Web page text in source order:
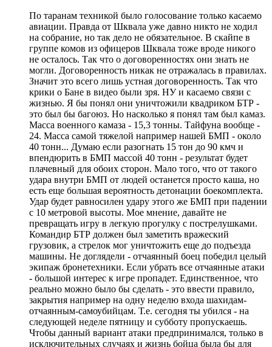
По таранам техникой было голосование только касаемо
авиации. Правда от Шквала уже давно никто не ходил
на собрание, но так дело не обязательное. В скайпе в
группе комов из офицеров Шквала тоже вроде никого
не осталось. Так что о договоренностях они знать не
могли. Договоренность никак не отражалась в правилах.
Значит это всего лишь устная договоренность. Так что
крики о Бане в видео были зря. НУ и касаемо связи с
жизнью. Я бы понял они уничтожили квадриком БТР -
это был бы багоюз. Но насколько я понял там был камаз.
Масса военного камаза - 15,3 тонны. Тайфуна вообще -
24. Масса самой тяжелой например нашей БМП - около
40 тонн... Думаю если разогнать 15 тон до 90 кмч и
впендюрить в БМП массой 40 тонн - результат будет
плачевный для обоих сторон. Мало того, что от такого
удара внутри БМП от людей останется просто каша, но
есть еще большая вероятность детонации боекомплекта.
Удар будет равносилен удару этого же БМП при падении
с 10 метровой высоты. Мое мнение, давайте не
превращать игру в легкую прогулку с пострелушками.
Командир БТР должен был заметить вражеский
грузовик, а стрелок мог уничтожить еще до подъезда
машины. Не доглядели - отчаянный боец победил целый
экипаж бронетехники. Если убрать все отчаянные атаки
- большой интерес к игре пропадет. Единственное, что
реально можно было бы сделать - это ввести правило,
закрытия например на одну неделю входа шахидам-
отчаянным-самоубийцам. Т.е. сегодня ты убился - на
следующей неделе пятницу и субботу пропускаешь.
Чтобы данный вариант атаки предпринимался, только в
исключительных случаях и жизнь бойца была бы для